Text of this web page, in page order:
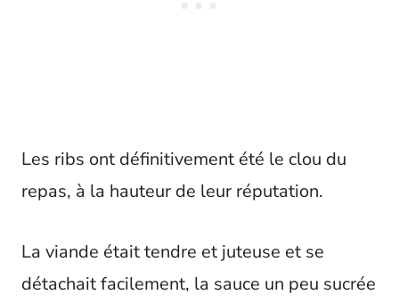
Les ribs ont définitivement été le clou du
repas, à la hauteur de leur réputation.
La viande était tendre et juteuse et se
détachait facilement, la sauce un peu sucrée